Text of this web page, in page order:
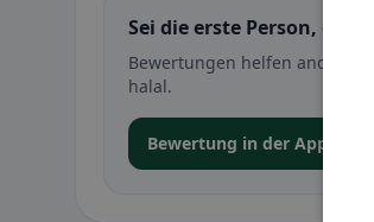
Sei die erste Person, die
Bewertungen helfen anderen
halal.
Bewertung in der App